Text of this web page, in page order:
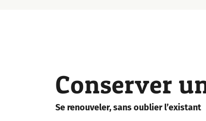
Conserver
Se renouveler, sans oublier l’existant